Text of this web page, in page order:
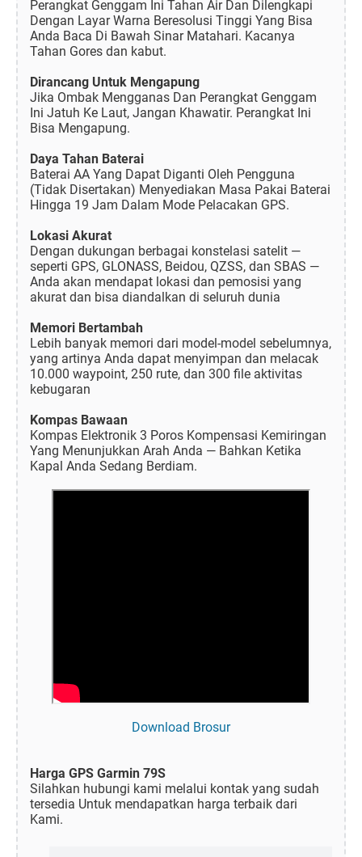
Perangkat Genggam Ini Tahan Air Dan Dilengkapi
Dengan Layar Warna Beresolusi Tinggi Yang Bisa
Anda Baca Di Bawah Sinar Matahari. Kacanya
Tahan Gores dan kabut.
Dirancang Untuk Mengapung
Jika Ombak Mengganas Dan Perangkat Genggam
Ini Jatuh Ke Laut, Jangan Khawatir. Perangkat Ini
Bisa Mengapung.
Daya Tahan Baterai
Baterai AA Yang Dapat Diganti Oleh Pengguna
(Tidak Disertakan) Menyediakan Masa Pakai Baterai
Hingga 19 Jam Dalam Mode Pelacakan GPS.
Lokasi Akurat
Dengan dukungan berbagai konstelasi satelit —
seperti GPS, GLONASS, Beidou, QZSS, dan SBAS —
Anda akan mendapat lokasi dan pemosisi yang
akurat dan bisa diandalkan di seluruh dunia
Memori Bertambah
Lebih banyak memori dari model-model sebelumnya,
yang artinya Anda dapat menyimpan dan melacak
10.000 waypoint, 250 rute, dan 300 file aktivitas
kebugaran
Kompas Bawaan
Kompas Elektronik 3 Poros Kompensasi Kemiringan
Yang Menunjukkan Arah Anda — Bahkan Ketika
Kapal Anda Sedang Berdiam.
Download Brosur
Harga GPS Garmin 79S
Silahkan hubungi kami melalui kontak yang sudah
tersedia Untuk mendapatkan harga terbaik dari
Kami.